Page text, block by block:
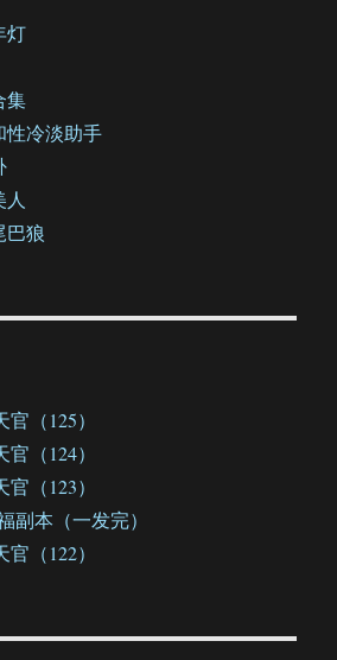
灯
集
性冷淡助手
人
巴狼
（125）
（124）
（123）
副本（一发完）
（122）